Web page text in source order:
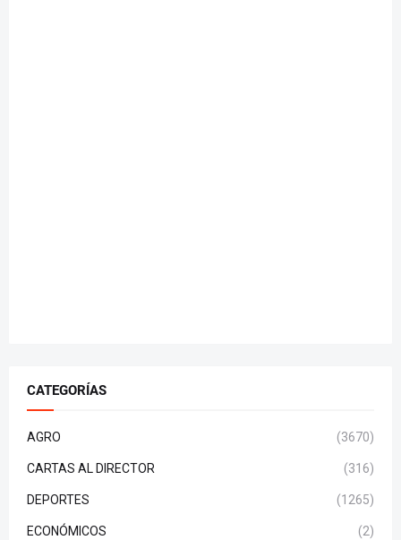
CATEGORÍAS
AGRO (3670)
CARTAS AL DIRECTOR (316)
DEPORTES (1265)
ECONÓMICOS (2)